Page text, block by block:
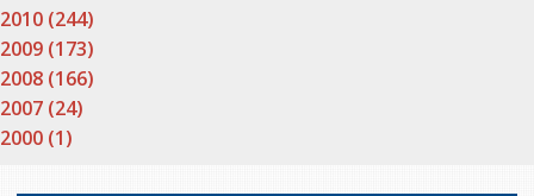
2010 (244)
2009 (173)
2008 (166)
2007 (24)
2000 (1)